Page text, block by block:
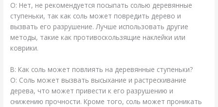
О: Нет, не рекомендуется посыпать солью деревянные
ступеньки, так как соль может повредить дерево и
вызвать его разрушение. Лучше использовать другие
методы, такие как противоскользящие наклейки или
коврики.
В: Как соль может повлиять на деревянные ступеньки?
О: Соль может вызвать высыхание и растрескивание
дерева, что может привести к его разрушению и
снижению прочности. Кроме того, соль может проникать